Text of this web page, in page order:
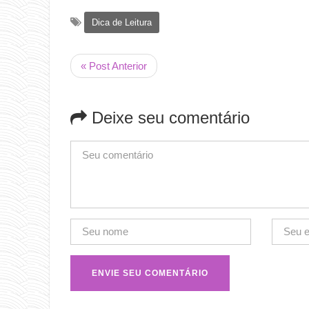
Dica de Leitura
« Post Anterior
Deixe seu comentário